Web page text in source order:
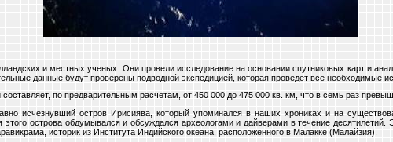
и местных ученых. Они провели исследование на основании спутниковых карт и
данные будут проверены подводной экспедицией, которая проведет все необходимые
по предварительным расчетам, от 450 000 до 475 000 кв. км, что в семь раз
исчезнувший остров Ирисиява, который упоминался в наших хрониках и на
острова обдумывался и обсуждался археологами и дайверами в течение десятилетий.
историк из Института Индийского океана, расположенного в Малакке (Малайзия).